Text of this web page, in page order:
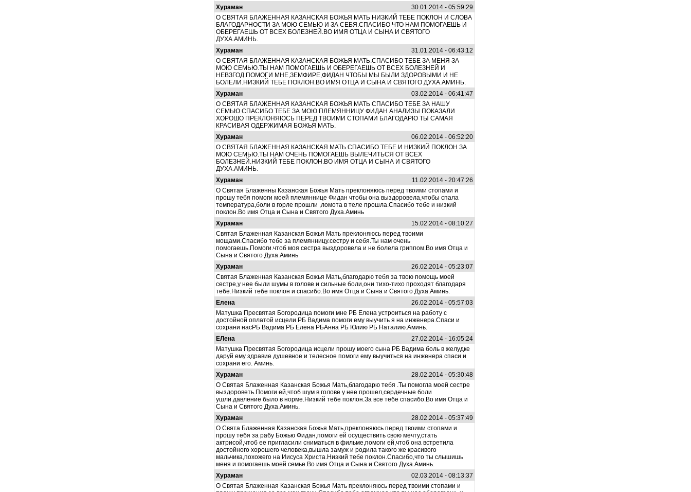
Хураман
30.01.2014 - 05:59:29
О СВЯТАЯ БЛАЖЕННАЯ КАЗАНСКАЯ БОЖЬЯ МАТЬ НИЗКИЙ ТЕБЕ ПОКЛОН И СЛОВА
БЛАГОДАРНОСТИ ЗА МОЮ СЕМЬЮ И ЗА СЕБЯ.СПАСИБО ЧТО НАМ ПОМОГАЕШЬ И
ОБЕРЕГАЕШЬ ОТ ВСЕХ БОЛЕЗНЕЙ.ВО ИМЯ ОТЦА И СЫНА И СВЯТОГО
ДУХА.АМИНЬ.
Хураман
31.01.2014 - 06:43:12
О СВЯТАЯ БЛАЖЕННАЯ КАЗАНСКАЯ БОЖЬЯ МАТЬ.СПАСИБО ТЕБЕ ЗА МЕНЯ ЗА
МОЮ СЕМЬЮ.ТЫ НАМ ПОМОГАЕШЬ И ОБЕРЕГАЕШЬ ОТ ВСЕХ БОЛЕЗНЕЙ И
НЕВЗГОД.ПОМОГИ МНЕ,ЗЕМФИРЕ,ФИДАН ЧТОБЫ МЫ БЫЛИ ЗДОРОВЫМИ И НЕ
БОЛЕЛИ.НИЗКИЙ ТЕБЕ ПОКЛОН.ВО ИМЯ ОТЦА И СЫНА И СВЯТОГО ДУХА.АМИНЬ.
Хураман
03.02.2014 - 06:41:47
О СВЯТАЯ БЛАЖЕННАЯ КАЗАНСКАЯ БОЖЬЯ МАТЬ СПАСИБО ТЕБЕ ЗА НАШУ
СЕМЬЮ СПАСИБО ТЕБЕ ЗА МОЮ ПЛЕМЯННИЦУ ФИДАН АНАЛИЗЫ ПОКАЗАЛИ
ХОРОШО ПРЕКЛОНЯЮСЬ ПЕРЕД ТВОИМИ СТОПАМИ БЛАГОДАРЮ ТЫ САМАЯ
КРАСИВАЯ ОДЕРЖИМАЯ БОЖЬЯ МАТЬ.
Хураман
06.02.2014 - 06:52:20
О СВЯТАЯ БЛАЖЕННАЯ КАЗАНСКАЯ МАТЬ.СПАСИБО ТЕБЕ И НИЗКИЙ ПОКЛОН ЗА
МОЮ СЕМЬЮ.ТЫ НАМ ОЧЕНЬ ПОМОГАЕШЬ ВЫЛЕЧИТЬСЯ ОТ ВСЕХ
БОЛЕЗНЕЙ.НИЗКИЙ ТЕБЕ ПОКЛОН.ВО ИМЯ ОТЦА И СЫНА И СВЯТОГО
ДУХА.АМИНЬ.
Хураман
11.02.2014 - 20:47:26
О Святая Блаженны Казанская Божья Мать преклоняюсь перед твоими стопами и
прошу тебя помоги моей племяннице Фидан чтобы она выздоровела,чтобы спала
температура,боли в горле прошли ,ломота в теле прошла.Спасибо тебе и низкий
поклон.Во имя Отца и Сына и Святого Духа.Аминь
Хураман
15.02.2014 - 08:10:27
Святая Блаженная Казанская Божья Мать преклоняюсь перед твоими
мощами.Спасибо тебе за племянницу.сестру и себя.Ты нам очень
помогаешь.Помоги.чтоб моя сестра выздоровела и не болела гриппом.Во имя Отца и
Сына и Святого Духа.Аминь
Хураман
26.02.2014 - 05:23:07
Святая Блаженная Казанская Божья Мать,благодарю тебя за твою помощь моей
сестре,у нее были шумы в голове и сильные боли,они тихо-тихо проходят благодаря
тебе.Низкий тебе поклон и спасибо.Во имя Отца и Сына и Святого Духа.Аминь.
Елена
26.02.2014 - 05:57:03
Матушка Пресвятая Богородица помоги мне РБ Елена устроиться на работу с
достойной оплатой исцели РБ Вадима помоги ему выучить я на инженера.Спаси и
сохрани насРБ Вадима РБ Елена РБАнна РБ Юлию РБ Наталию.Аминь.
EЛена
27.02.2014 - 16:05:24
Матушка Пресвятая Богородица исцели прошу моего сына РБ Вадима боль в желудке
даруй ему здравие душевное и телесное помоги ему выучиться на инженера спаси и
сохрани его. Аминь.
Хураман
28.02.2014 - 05:30:48
О Святая Блаженная Казанская Божья Мать,благодарю тебя .Ты помогла моей сестре
выздороветь.Помоги ей,чтоб шум в голове у нее прошел,сердечные боли
ушли.давление было в норме.Низкий тебе поклон.За все тебе спасибо.Во имя Отца и
Сына и Святого Духа.Аминь.
Хураман
28.02.2014 - 05:37:49
О Свята Блаженная Казанская Божья Мать,преклоняюсь перед твоими стопами и
прошу тебя за рабу Божью Фидан,помоги ей осуществить свою мечту,стать
актрисой,чтоб ее пригласили сниматься в фильме,помоги ей,чтоб она встретила
достойного хорошего человека,вышла замуж и родила такого же красивого
мальчика,похожего на Иисуса Христа.Низкий тебе поклон.Спасибо,что ты слышишь
меня и помогаешь моей семье.Во имя Отца и Сына и Святого Духа.Аминь.
Хураман
02.03.2014 - 08:13:37
О Святая Блаженная Казанская Божья Мать преклоняюсь перед твоими стопами и